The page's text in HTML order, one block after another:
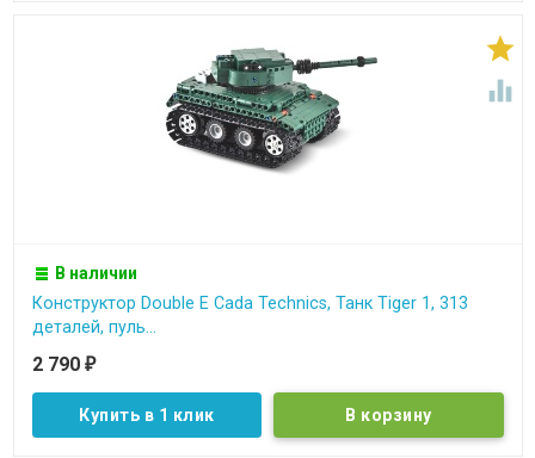


В наличии
Конструктор Double E Cada Technics, Танк Tiger 1, 313
деталей, пуль...
2 790 ₽
Купить в 1 клик